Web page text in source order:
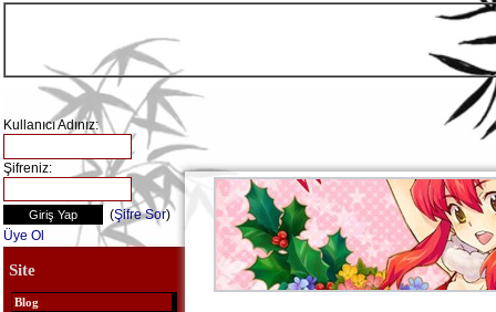
Kullanıcı Adınız:
Şifreniz:
(Şifre Sor)
Üye Ol
Site
Blog